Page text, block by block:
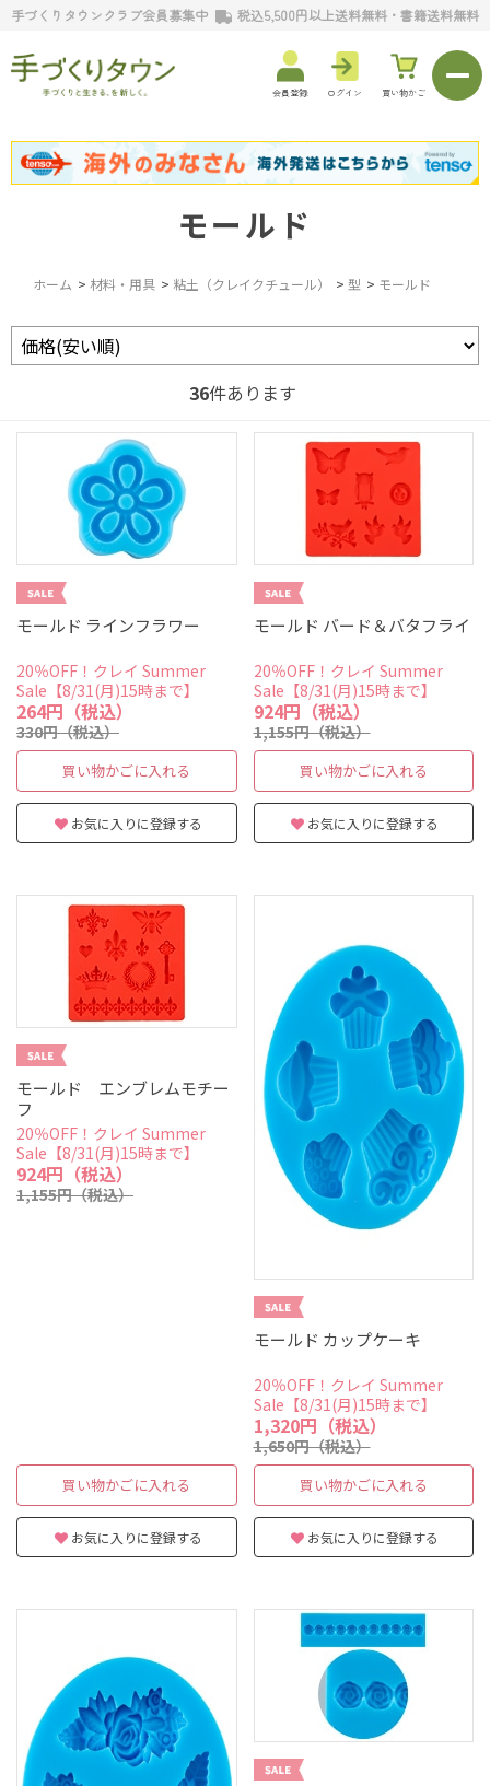
手づくりタウンクラブ会員募集中 税込5,500円以上送料無料・書籍送料無料
会員登録 ログイン 買い物かご
モールド
ホーム > 材料・用具 > 粘土（クレイクチュール） > 型 > モールド
36件あります
モールド ラインフラワー
20％OFF！クレイ Summer
Sale【8/31(月)15時まで】
264円（税込）
330円（税込）
買い物かごに入れる
お気に入りに登録する
モールド バード＆バタフライ
20％OFF！クレイ Summer
Sale【8/31(月)15時まで】
924円（税込）
1,155円（税込）
買い物かごに入れる
お気に入りに登録する
モールド エンブレムモチー
フ
20％OFF！クレイ Summer
Sale【8/31(月)15時まで】
924円（税込）
1,155円（税込）
買い物かごに入れる
お気に入りに登録する
モールド カップケーキ
20％OFF！クレイ Summer
Sale【8/31(月)15時まで】
1,320円（税込）
1,650円（税込）
買い物かごに入れる
お気に入りに登録する